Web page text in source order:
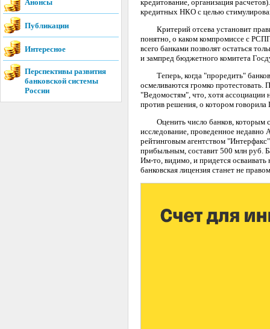
Анонсы
Публикации
Интересное
Перспективы развития
банковской системы
России
кредитование, организация
кредитных НКО с целью
Критерий отсева установит
понятно, о каком компромиссе с
всего банками позволят остаться
и зампред бюджетного комитета
Теперь, когда "проредить"
осмеливаются громко
"Ведомостям", что, хотя ассоциации
против решения, о котором
Оценить число банков, которым
исследование, проведенное
рейтинговым агентством
прибыльным, составит 500 млн руб.
Им-то, видимо, и придется
банковская лицензия станет не